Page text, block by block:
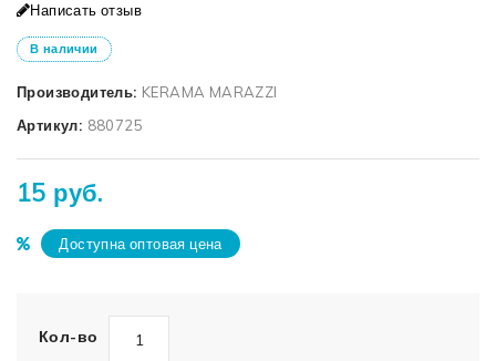
Написать отзыв
В наличии
Производитель: KERAMA MARAZZI
Артикул: 880725
15 руб.
Доступна оптовая цена
Кол-во